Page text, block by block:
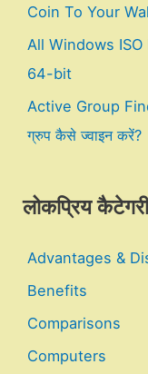
Coin To Your
All Windows
64-bit
Active Group
ग्रुप कैसे ज्वाइन करें?
लोकप्रिय
Advantages &
Benefits
Comparisons
Computers